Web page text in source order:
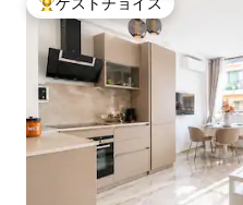
大好評のゲストチョイスです。